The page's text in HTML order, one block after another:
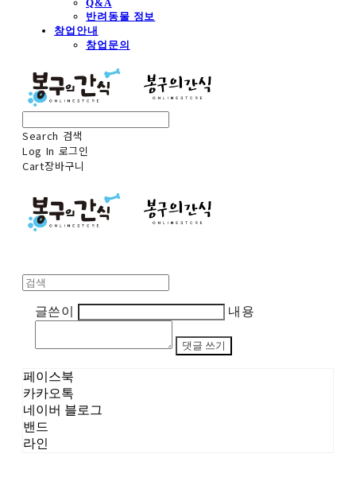
Q&A
반려동물 정보
창업안내
창업문의
Search 검색
Log In 로그인
Cart장바구니
글쓴이 내용
댓글 쓰기
페이스북
카카오톡
네이버 블로그
밴드
라인